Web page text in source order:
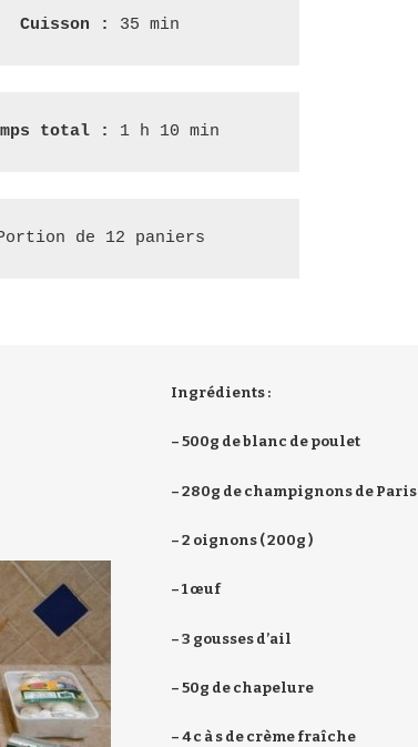
Cuisson : 35 min
total : 1 h 10 min
de 12 paniers
Ingrédients :
– 500g de blanc de poulet
– 280g de champignons de Paris
– 2 oignons ( 200g )
– 1 œuf
– 3 gousses d’ail
– 50g de chapelure
– 4 c à s de crème fraîche